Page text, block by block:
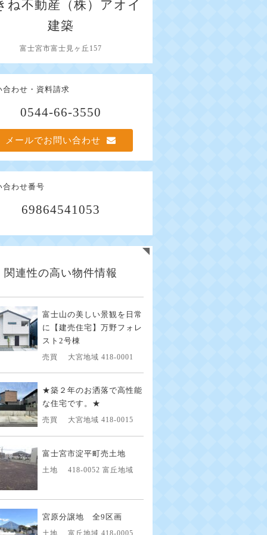
ね不動産（株）アオイ
建築
富士宮市富士見ヶ丘157
合わせ・資料請求
0544-66-3550
メールでお問い合わせ
合わせ番号
69864541053
関連性の高い物件情報
富士山の美しい景観を日常
に【建売住宅】万野フォレ
スト2号棟
売買 大宮地域 418-0001
★築２年のお洒落で高性能
な住宅です。★
売買 大宮地域 418-0015
富士宮市淀平町売土地
土地 418-0052 富丘地域
宮原分譲地 全9区画